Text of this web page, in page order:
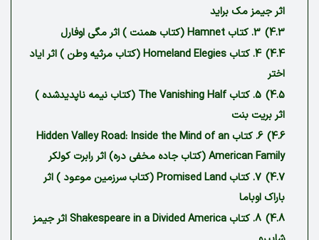
اثر جیمز مک براید
4.3) 3. کتاب Hamnet (کتاب همنت ) اثر مگی اوفارل
4.4)
4. کتاب Homeland Elegies (کتاب مرثیه وطن ) اثر ایاد
اختر
4.5)
5. کتاب The Vanishing Half (کتاب نیمه ناپدید‌شده )
اثر بریت بنت
4.6)
6. کتاب Hidden Valley Road: Inside the Mind of an
American Family (کتاب جاده مخفی دره) اثر رابرت کولکر
4.7)
7. کتاب Promised Land (کتاب سرزمین موعود ) اثر
باراک اوباما
4.8)
8. کتاب Shakespeare in a Divided America اثر جیمز